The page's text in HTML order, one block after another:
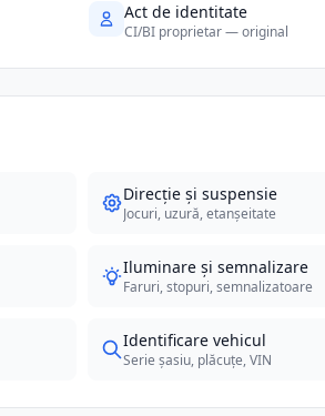
Act de identitate
CI/BI proprietar — original
Direcție și suspensie
Jocuri, uzură, etanșeitate
Iluminare și semnalizare
Faruri, stopuri, semnalizatoare
Identificare vehicul
Serie șasiu, plăcuțe, VIN